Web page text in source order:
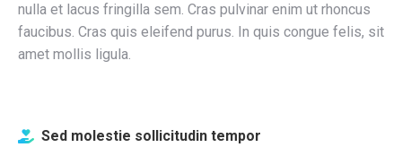
nulla et lacus fringilla sem. Cras pulvinar enim ut rhoncus
faucibus. Cras quis eleifend purus. In quis congue felis, sit
amet mollis ligula.
Sed molestie sollicitudin tempor